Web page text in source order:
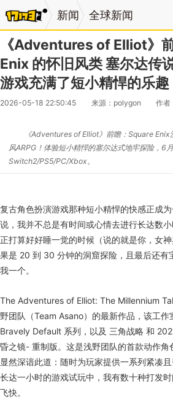
新闻 全球新闻
《Adventures of Elliot》
Enix 的怀旧风类 塞尔达传
游戏充满了短小精悍的乐趣
2026-05-18 22:50:45 来源：polygon 作者
《Adventures of Elliot》前瞻：Square
风ARPG！体验短小精悍的塞尔达式地牢探险，6
Switch2/PS5/PC/Xbox。
复古角色扮演游戏那种短小精悍的快感正成
说，我并不总是有时间或心情去进行长达数
正打算好好睡一觉的时候（说的就是你，女
果是 20 到 30 分钟的洞窟探险，且最后还有
我一个。
The Adventures of Elliot: The Millennium
野团队（Team Asano）的最新作品，该工
Bravely Default 系列，以及 三角战略 和
昏之镜- 重制版。这是浅野团队的首款动作角
显然深谙此道：随时为玩家提供一系列紧凑
长达一小时的游戏试玩中，我有数十种打发
飞快。